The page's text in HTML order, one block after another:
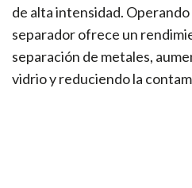
de alta intensidad.
separador ofrece un
separación de metales,
vidrio y reduciendo la